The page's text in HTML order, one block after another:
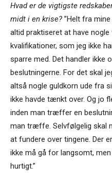
Hvad er de vigtigste
midt i en krise? ”Helt fra
altid praktiseret at have
kvalifikationer, som jeg ikke
sparre med. Det handler ikke
beslutningerne. For det skal
altså nogle guldkorn ude fra
ikke havde tænkt over. Og jo
inden man træffer en
man træffe. Selvfølgelig skal
at fundere over tingene. Der
ikke må gå for langsomt,
hurtigt.”